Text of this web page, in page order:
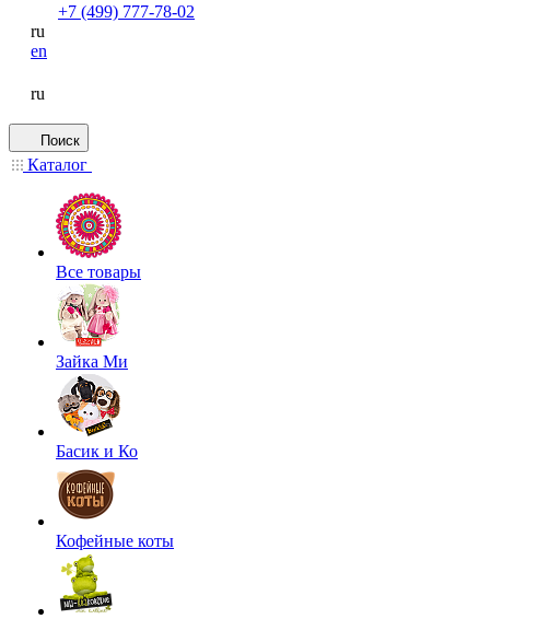
+7 (499) 777-78-02
ru
en
ru
Поиск
Каталог
Все товары
Зайка Ми
Басик и Ко
Кофейные коты